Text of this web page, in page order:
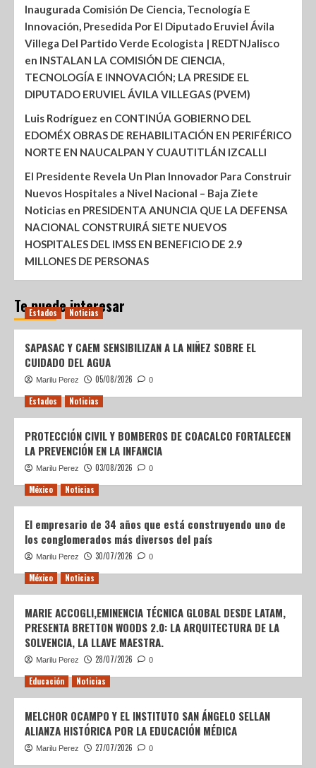
Inaugurada Comisión De Ciencia, Tecnología E
Innovación, Presedida Por El Diputado Eruviel Ávila
Villega Del Partido Verde Ecologista | REDTNJalisco
en INSTALAN LA COMISIÓN DE CIENCIA,
TECNOLOGÍA E INNOVACIÓN; LA PRESIDE EL
DIPUTADO ERUVIEL ÁVILA VILLEGAS (PVEM)
Luis Rodríguez en CONTINÚA GOBIERNO DEL
EDOMÉX OBRAS DE REHABILITACIÓN EN PERIFÉRICO
NORTE EN NAUCALPAN Y CUAUTITLÁN IZCALLI
El Presidente Revela Un Plan Innovador Para Construir
Nuevos Hospitales a Nivel Nacional – Baja Ziete
Noticias en PRESIDENTA ANUNCIA QUE LA DEFENSA
NACIONAL CONSTRUIRÁ SIETE NUEVOS
HOSPITALES DEL IMSS EN BENEFICIO DE 2.9
MILLONES DE PERSONAS
Te puede interesar
Estados Noticias
SAPASAC Y CAEM SENSIBILIZAN A LA NIÑEZ SOBRE EL
CUIDADO DEL AGUA
Marilu Perez 05/08/2026 0
Estados Noticias
PROTECCIÓN CIVIL Y BOMBEROS DE COACALCO FORTALECEN
LA PREVENCIÓN EN LA INFANCIA
Marilu Perez 03/08/2026 0
México Noticias
El empresario de 34 años que está construyendo uno de
los conglomerados más diversos del país
Marilu Perez 30/07/2026 0
México Noticias
MARIE ACCOGLI,EMINENCIA TÉCNICA GLOBAL DESDE LATAM,
PRESENTA BRETTON WOODS 2.0: LA ARQUITECTURA DE LA
SOLVENCIA, LA LLAVE MAESTRA.
Marilu Perez 28/07/2026 0
Educación Noticias
MELCHOR OCAMPO Y EL INSTITUTO SAN ÁNGELO SELLAN
ALIANZA HISTÓRICA POR LA EDUCACIÓN MÉDICA
Marilu Perez 27/07/2026 0